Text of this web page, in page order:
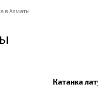
в Алматы
Катанка